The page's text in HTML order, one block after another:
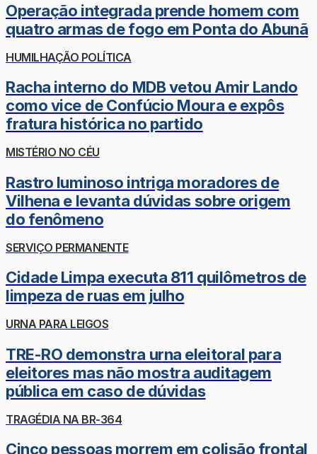
Operação integrada prende homem com
quatro armas de fogo em Ponta do Abunã
HUMILHAÇÃO POLÍTICA
Racha interno do MDB vetou Amir Lando
como vice de Confúcio Moura e expôs
fratura histórica no partido
MISTÉRIO NO CÉU
Rastro luminoso intriga moradores de
Vilhena e levanta dúvidas sobre origem
do fenômeno
SERVIÇO PERMANENTE
Cidade Limpa executa 811 quilômetros de
limpeza de ruas em julho
URNA PARA LEIGOS
TRE-RO demonstra urna eleitoral para
eleitores mas não mostra auditagem
pública em caso de dúvidas
TRAGÉDIA NA BR-364
Cinco pessoas morrem em colisão frontal